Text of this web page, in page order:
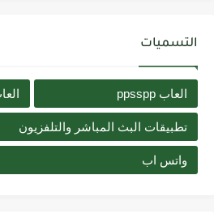
التسميات
العاب ppsspp
تطبيقات البث المباشر والتلفزيون
واتس اب